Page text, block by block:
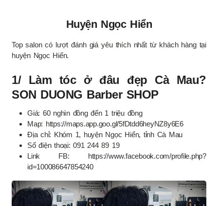
Huyện Ngọc Hiển
Top salon có lượt đánh giá yêu thích nhất từ khách hàng tại
huyện Ngọc Hiển.
1/ Làm tóc ở đâu đẹp Cà Mau?
SON DUONG Barber SHOP
Giá: 60 nghìn đồng đến 1 triệu đồng
Map: https://maps.app.goo.gl/5fDtdd6heyNZ8y6E6
Địa chỉ: Khóm 1, huyện Ngọc Hiển, tỉnh Cà Mau
Số điện thoại: 091 244 89 19
Link FB: https://www.facebook.com/profile.php?
id=100086647854240